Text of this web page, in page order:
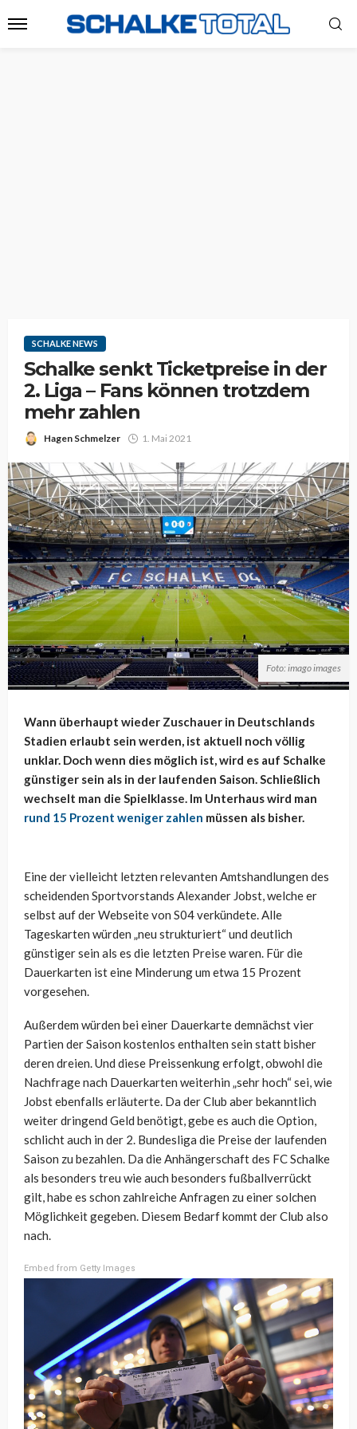
SCHALKE NEWS
Schalke senkt Ticketpreise in der
2. Liga – Fans können trotzdem
mehr zahlen
Hagen Schmelzer 1. Mai 2021
Foto: imago images
Wann überhaupt wieder Zuschauer in Deutschlands
Stadien erlaubt sein werden, ist aktuell noch völlig
unklar. Doch wenn dies möglich ist, wird es auf Schalke
günstiger sein als in der laufenden Saison. Schließlich
wechselt man die Spielklasse. Im Unterhaus wird man
rund 15 Prozent weniger zahlen müssen als bisher.
Eine der vielleicht letzten relevanten Amtshandlungen des
scheidenden Sportvorstands Alexander Jobst, welche er
selbst auf der Webseite von S04 verkündete. Alle
Tageskarten würden „neu strukturiert“ und deutlich
günstiger sein als es die letzten Preise waren. Für die
Dauerkarten ist eine Minderung um etwa 15 Prozent
vorgesehen.
Außerdem würden bei einer Dauerkarte demnächst vier
Partien der Saison kostenlos enthalten sein statt bisher
deren dreien. Und diese Preissenkung erfolgt, obwohl die
Nachfrage nach Dauerkarten weiterhin „sehr hoch“ sei, wie
Jobst ebenfalls erläuterte. Da der Club aber bekanntlich
weiter dringend Geld benötigt, gebe es auch die Option,
schlicht auch in der 2. Bundesliga die Preise der laufenden
Saison zu bezahlen. Da die Anhängerschaft des FC Schalke
als besonders treu wie auch besonders fußballverrückt
gilt, habe es schon zahlreiche Anfragen zu einer solchen
Möglichkeit gegeben. Diesem Bedarf kommt der Club also
nach.
Embed from Getty Images